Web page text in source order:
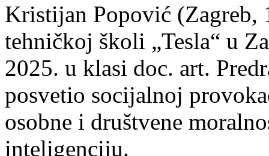
Kristijan Popović (Zagreb,
tehničkoj školi „Tesla“ u
2025. u klasi doc. art.
posvetio socijalnoj
osobne i društvene
inteligenciju.